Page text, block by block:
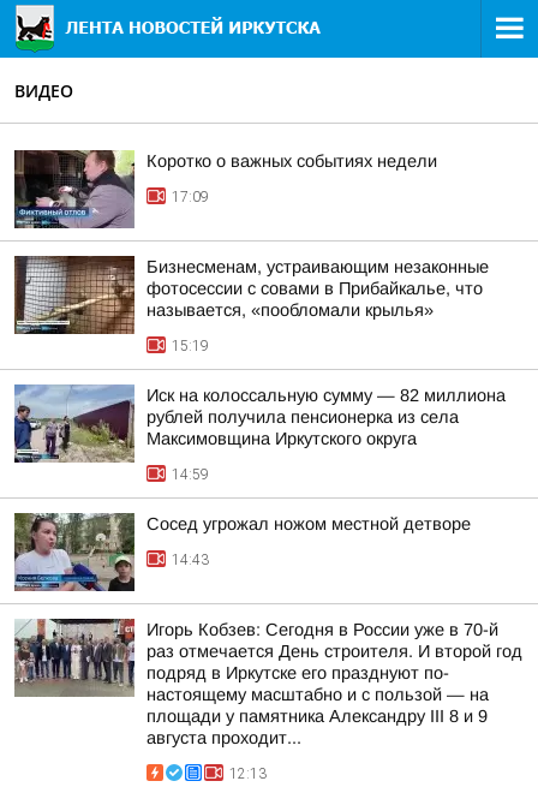
ВИДЕО
Коротко о важных событиях недели
17:09
Бизнесменам, устраивающим незаконные
фотосессии с совами в Прибайкалье, что
называется, «пообломали крылья»
15:19
Иск на колоссальную сумму — 82 миллиона
рублей получила пенсионерка из села
Максимовщина Иркутского округа
14:59
Сосед угрожал ножом местной детворе
14:43
Игорь Кобзев: Сегодня в России уже в 70-й
раз отмечается День строителя. И второй год
подряд в Иркутске его празднуют по-
настоящему масштабно и с пользой — на
площади у памятника Александру III 8 и 9
августа проходит...
12:13